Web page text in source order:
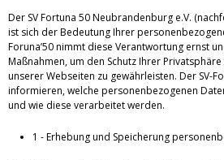
Der SV Fortuna 50 Neubrandenburg e.V.
ist sich der Bedeutung Ihrer
Foruna’50 nimmt diese Verantwortung ernst
Maßnahmen, um den Schutz Ihrer
unserer Webseiten zu gewährleisten. Der SV-
informieren, welche personenbezogenen
und wie diese verarbeitet werden.
1 - Erhebung und Speicherung